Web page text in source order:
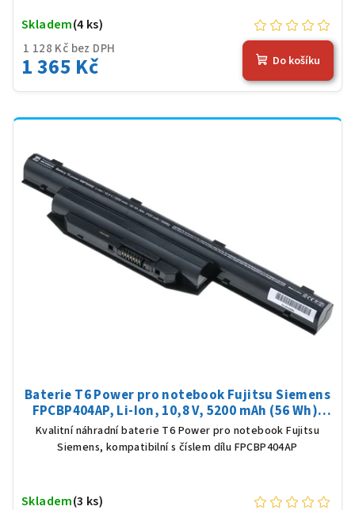
1 128 Kč bez DPH
1 365 Kč
Skladem(4 ks)
Do košíku
Baterie T6 Power pro notebook Fujitsu Siemens
FPCBP404AP, Li-Ion, 10,8 V, 5200 mAh (56 Wh),
černá
Kvalitní náhradní baterie T6 Power pro notebook Fujitsu
Siemens, kompatibilní s číslem dílu FPCBP404AP
Skladem(3 ks)